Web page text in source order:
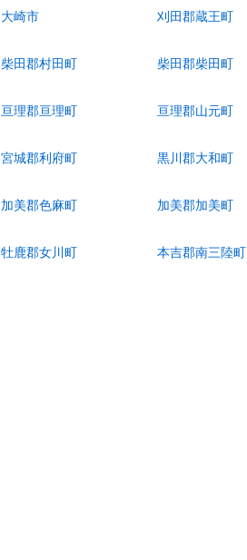
大崎市 刈田郡蔵王町
柴田郡村田町 柴田郡柴田町
亘理郡亘理町 亘理郡山元町
宮城郡利府町 黒川郡大和町
加美郡色麻町 加美郡加美町
牡鹿郡女川町 本吉郡南三陸町